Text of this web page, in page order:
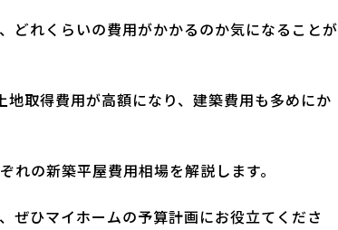
どれくらいの費用がかかるのか気になることが
取得費用が高額になり、建築費用も多めにか
の新築平屋費用相場を解説します。
ぜひマイホームの予算計画にお役立てくださ